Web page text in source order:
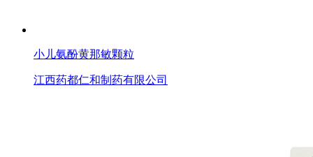
小儿氨酚黄那敏颗粒
江西药都仁和制药有限公司